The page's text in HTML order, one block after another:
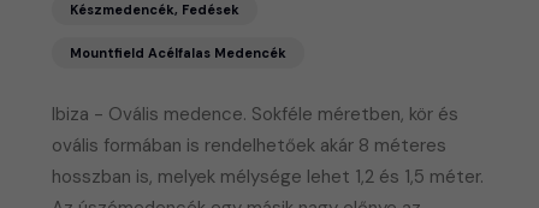
Ibiza - Ovális medence. Sokféle méretben, kör és
ovális formában is rendelhetőek akár 8 méteres
hosszban is, melyek mélysége lehet 1,2 és 1,5 méter.
Készmedencék, Fedések
Mountfield Acélfalas Medencék